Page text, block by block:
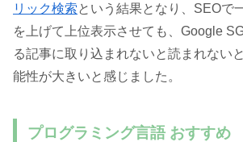
リック検索という結果となり、SEOで
を上げて上位表示させても、Google
る記事に取り込まれないと読まれない
能性が大きいと感じました。
プログラミング言語 おすすめ